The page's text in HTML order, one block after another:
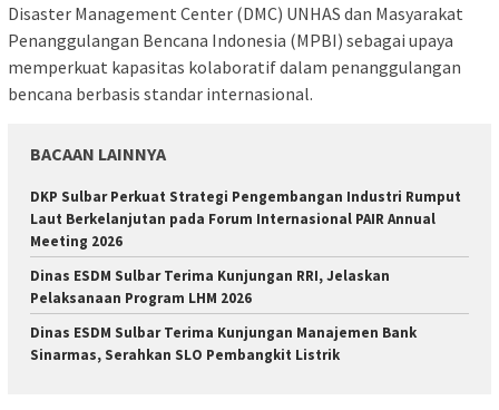
Disaster Management Center (DMC) UNHAS dan Masyarakat
Penanggulangan Bencana Indonesia (MPBI) sebagai upaya
memperkuat kapasitas kolaboratif dalam penanggulangan
bencana berbasis standar internasional.
BACAAN LAINNYA
DKP Sulbar Perkuat Strategi Pengembangan Industri Rumput
Laut Berkelanjutan pada Forum Internasional PAIR Annual
Meeting 2026
Dinas ESDM Sulbar Terima Kunjungan RRI, Jelaskan
Pelaksanaan Program LHM 2026
Dinas ESDM Sulbar Terima Kunjungan Manajemen Bank
Sinarmas, Serahkan SLO Pembangkit Listrik